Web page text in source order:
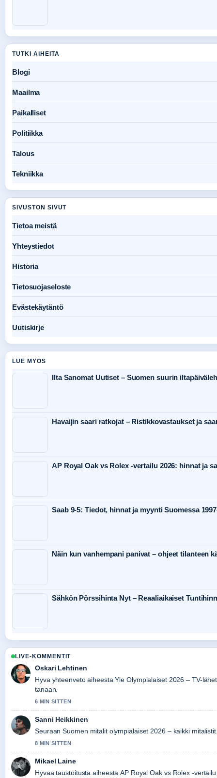
TUTKI AIHEITA
Blogi
Maailma
Paikalliset
Politiikka
Talous
Tekniikka
SIVUSTON SIVUT
Tietoa meistä
Yhteystiedot
Historia
Tietosuojaseloste
Evästekäytäntö
Uutiskirje
LUE MYOS
Ilta Sanomat Uutiset – Suomen suurin
Havaijin saari ratkojat – Ristikkovastaukset ja
AP Royal Oak vs Rolex -vertailu 2026: hinnat ja
Saab 9-5: Tiedot, hinnat ja myynti Suomessa
Näin kun vanhempani panivat – ohjeet tilanteen
Sähkön Pörssihinta Nyt – Reaaliaikaiset
LIVE-KOMMENTIT
Oskari Lehtinen
Hyva yhteenveto aiheesta Yle Olympialaiset 2026 – TV-
tanaan.
6 MIN SITTEN
Sanni Heikkinen
Seuraan Suomen mitalit olympialaiset 2026 – kaikki
8 MIN SITTEN
Mikael Laine
Hyvaa taustoitusta aiheesta AP Royal Oak vs Rolex -